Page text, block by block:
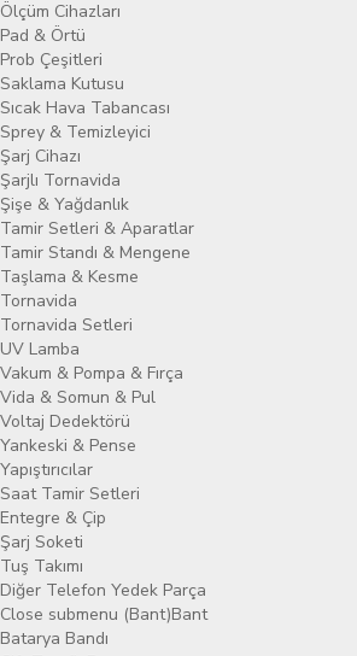
Ölçüm Cihazları
Pad & Örtü
Prob Çeşitleri
Saklama Kutusu
Sıcak Hava Tabancası
Sprey & Temizleyici
Şarj Cihazı
Şarjlı Tornavida
Şişe & Yağdanlık
Tamir Setleri & Aparatlar
Tamir Standı & Mengene
Taşlama & Kesme
Tornavida
Tornavida Setleri
UV Lamba
Vakum & Pompa & Fırça
Vida & Somun & Pul
Voltaj Dedektörü
Yankeski & Pense
Yapıştırıcılar
Saat Tamir Setleri
Entegre & Çip
Şarj Soketi
Tuş Takımı
Diğer Telefon Yedek Parça
Close submenu (Bant)Bant
Batarya Bandı